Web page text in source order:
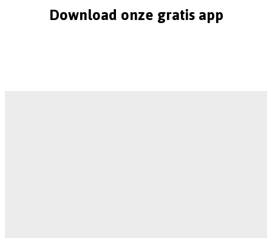
Download onze gratis app